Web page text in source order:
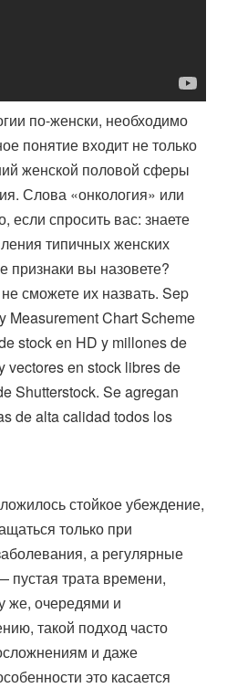
по-женски, необходимо
понятие входит не только
женской половой сферы
Слова «онкология» или
если спросить вас: знаете
типичных женских
признаки вы назовете?
сможете их назвать. Sep
Measurement Chart Scheme
stock en HD y millones de
vectores en stock libres de
Shutterstock. Se agregan
de alta calidad todos los
стойкое убеждение,
только при
а регулярные
трата времени,
же, очередями и
такой подход часто
и даже
это касается